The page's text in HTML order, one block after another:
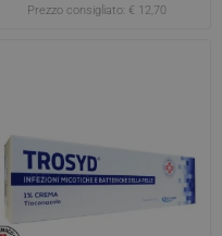
Prezzo consigliato: € 12,70